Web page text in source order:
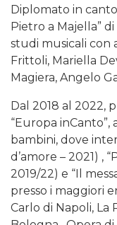
Diplomato in
Pietro a Majella”
studi musicali con
Frittoli, Mariella
Magiera, Angelo
Dal 2018 al 2022,
“Europa
bambini, dove
d’amore – 2021) ,
2019/22) e “Il
presso i maggiori
Carlo di Napoli, La